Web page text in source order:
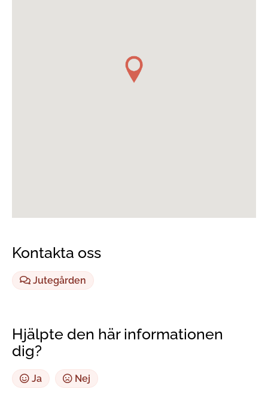
Kontakta oss
Jutegården
Hjälpte den här informationen
dig?
Ja Nej